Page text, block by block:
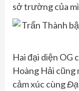
sở trường của
Hai đại diện OG
Hoàng Hải cũng
cảm xúc cùng